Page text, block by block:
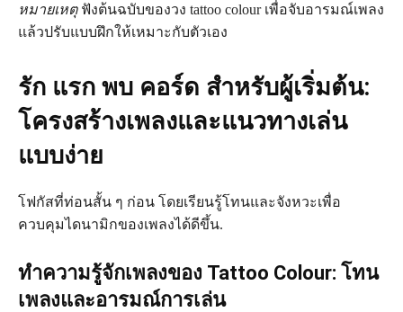
หมายเหตุฟังต้นฉบับของวง tattoo colour เพื่อจับอารมณ์เพลง
แล้วปรับแบบฝึกให้เหมาะกับตัวเอง
รัก แรก พบ คอร์ด สำหรับผู้เริ่มต้น:
โครงสร้างเพลงและแนวทางเล่น
แบบง่าย
โฟกัสที่ท่อนสั้น ๆ ก่อน โดยเรียนรู้โทนและจังหวะเพื่อ
ควบคุมไดนามิกของเพลงได้ดีขึ้น.
ทำความรู้จักเพลงของ Tattoo Colour: โทน
เพลงและอารมณ์การเล่น